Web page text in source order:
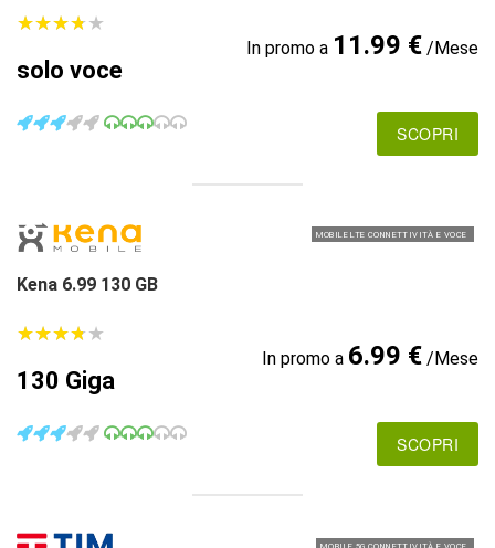
★★★★★
★★★★★
solo voce
In promo a 11.99 €/Mese
SCOPRI
MOBILE LTE CONNETTIVITÀ E VOCE
Kena 6.99 130 GB
★★★★★
★★★★★
130 Giga
In promo a 6.99 €/Mese
SCOPRI
MOBILE 5G CONNETTIVITÀ E VOCE